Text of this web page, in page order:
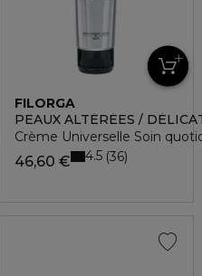
FILORGA
PEAUX ALTÉRÉES /
Crème Universelle Soin
46,60 € 4.5 36